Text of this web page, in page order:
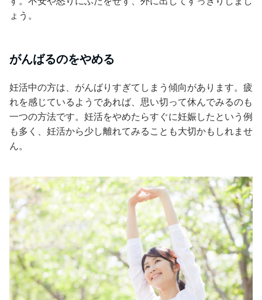
ょう。
がんばるのをやめる
妊活中の方は、がんばりすぎてしまう傾向があります。疲
れを感じているようであれば、思い切って休んでみるのも
一つの方法です。妊活をやめたらすぐに妊娠したという例
も多く、妊活から少し離れてみることも大切かもしれませ
ん。